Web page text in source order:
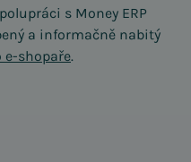
s Money ERP
a informačně nabitý
e-shopaře.